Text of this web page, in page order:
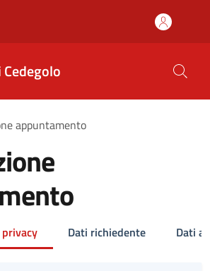
appuntamento
Dati richiedente Dati